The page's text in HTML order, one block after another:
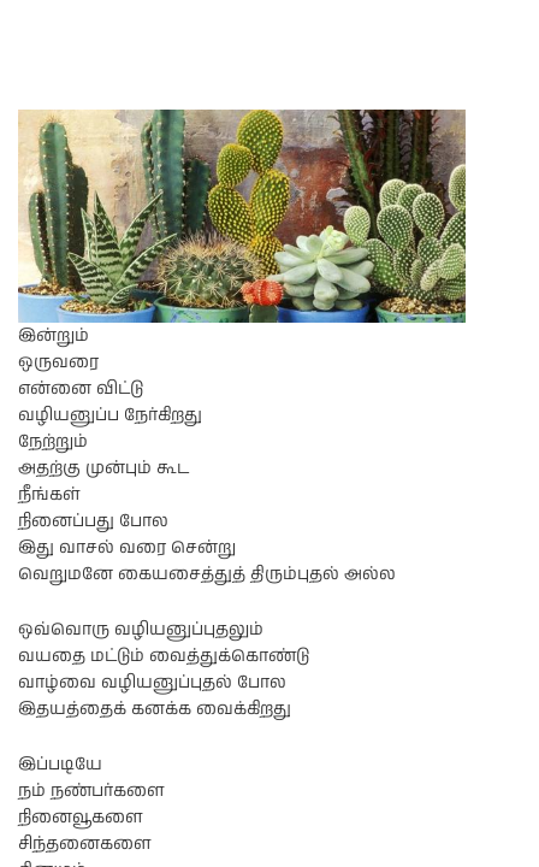
இன்றும்
ஒருவரை
என்னை விட்டு
வழியனுப்ப நேர்கிறது
நேற்றும்
அதற்கு முன்பும் கூட
நீங்கள்
நினைப்பது போல
இது வாசல் வரை சென்று
வெறுமனே கையசைத்துத் திரும்புதல் அல்ல
ஒவ்வொரு வழியனுப்புதலும்
வயதை மட்டும் வைத்துக்கொண்டு
வாழ்வை வழியனுப்புதல் போல
இதயத்தைக் கனக்க வைக்கிறது
இப்படியே
நம் நண்பர்களை
நினைவூகளை
சிந்தனைகளை